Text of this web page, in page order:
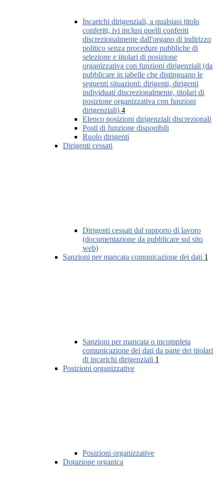
Incarichi dirigenziali, a qualsiasi titolo
conferiti, ivi inclusi quelli conferiti
discrezionalmente dall'organo di indirizzo
politico senza procedure pubbliche di
selezione e titolari di posizione
organizzativa con funzioni dirigenziali (da
pubblicare in tabelle che distinguano le
seguenti situazioni: dirigenti, dirigenti
individuati discrezionalmente, titolari di
posizione organizzativa con funzioni
dirigenziali) 4
Elenco posizioni dirigenziali discrezionali
Posti di funzione disponibili
Ruolo dirigenti
Dirigenti cessati
Dirigenti cessati dal rapporto di lavoro
(documentazione da pubblicare sul sito
web)
Sanzioni per mancata comunicazione dei dati 1
Sanzioni per mancata o incompleta
comunicazione dei dati da parte dei titolari
di incarichi dirigenziali 1
Posizioni organizzative
Posizioni organizzative
Dotazione organica